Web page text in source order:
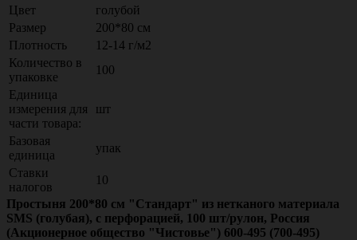
Цвет
голубой
Размер
200*80 см
Плотность
12-14 г/м2
Количество в
упаковке
100
Единица
измерения для
части товара:
шт
Базовая
единица
упак
Ставки
налогов
10
Простыня 200*80 см "Стандарт" из нетканого материала
SMS (голубая), с перфорацией, 100 шт/рулон, Россия
(Акционерное общество "Чистовье") 600-495 (700-495)